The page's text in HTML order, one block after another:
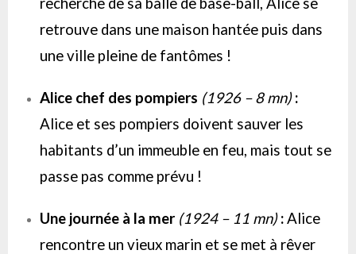
retrouve dans une maison hantée puis dans
une ville pleine de fantômes !
Alice chef des pompiers (1926 – 8 mn):
Alice et ses pompiers doivent sauver les
habitants d’un immeuble en feu, mais tout se
passe pas comme prévu !
Une journée à la mer (1924 – 11 mn):Alice
rencontre un vieux marin et se met à rêver